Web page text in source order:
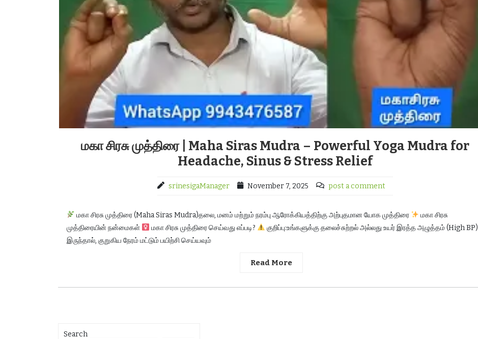
மகா சிரசு முத்திரை | Maha Siras Mudra – Powerful Yoga Mudra for
Headache, Sinus & Stress Relief
srinesigaManager November 7, 2025 post a comment
மகா சிரசு முத்திரை (Maha Siras Mudra)தலை, மனம் மற்றும் நரம்பு ஆரோக்கியத்திற்கு அற்புதமான யோக முத்திரை
மகா சிரசு
முத்திரையின் நன்மைகள்
மகா சிரசு முத்திரை செய்வது எப்படி?
குறிப்பு:உங்களுக்கு தலைச்சுற்றல் அல்லது உயர் இரத்த அழுத்தம் (High BP)
இருந்தால், குறுகிய நேரம் மட்டும் பயிற்சி செய்யவும்
Read More
Search